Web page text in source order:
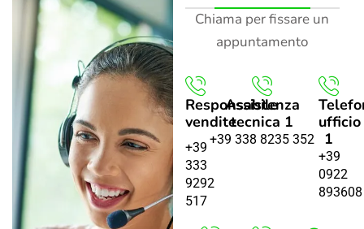
Chiama per fissare un
appuntamento
Responsabile
vendite
+39
333
9292
517
Assistenza
tecnica 1
+39 338 8235 352
ufficio
1
+39
0922
893608